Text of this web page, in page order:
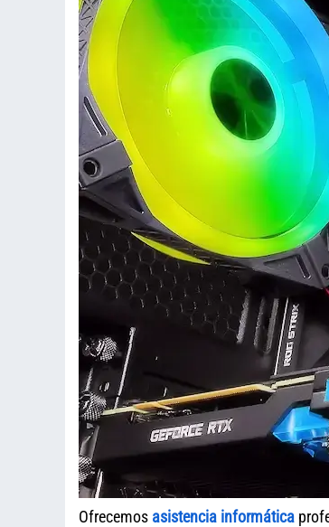
Ofrecemos asistencia informática